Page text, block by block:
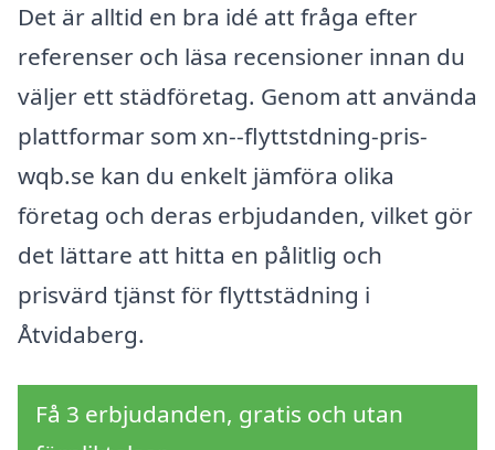
Det är alltid en bra idé att fråga efter
referenser och läsa recensioner innan du
väljer ett städföretag. Genom att använda
plattformar som xn--flyttstdning-pris-
wqb.se kan du enkelt jämföra olika
företag och deras erbjudanden, vilket gör
det lättare att hitta en pålitlig och
prisvärd tjänst för flyttstädning i
Åtvidaberg.
Få 3 erbjudanden, gratis och utan